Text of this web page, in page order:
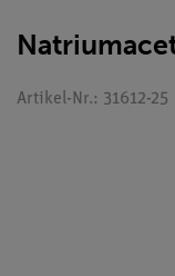
Artikel-Nr.: 31612-25